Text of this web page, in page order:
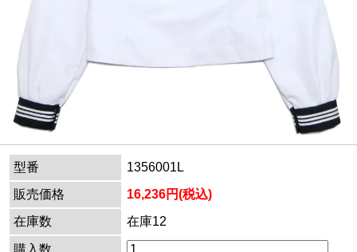
型番
1356001L
販売価格
16,236円(税込)
在庫数
在庫12
購入数